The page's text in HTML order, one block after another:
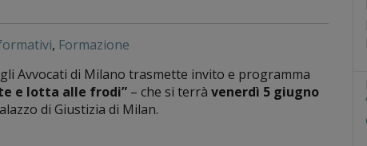
, Formazione
Avvocati di Milano trasmette invito e programma
e lotta alle frodi” – che si terrà venerdì 5 giugno
di Giustizia di Milan.